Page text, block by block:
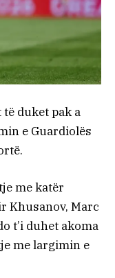
duket pak a
e Guardiolës
me katër
Khusanov, Marc
t’i duhet akoma
me largimin e